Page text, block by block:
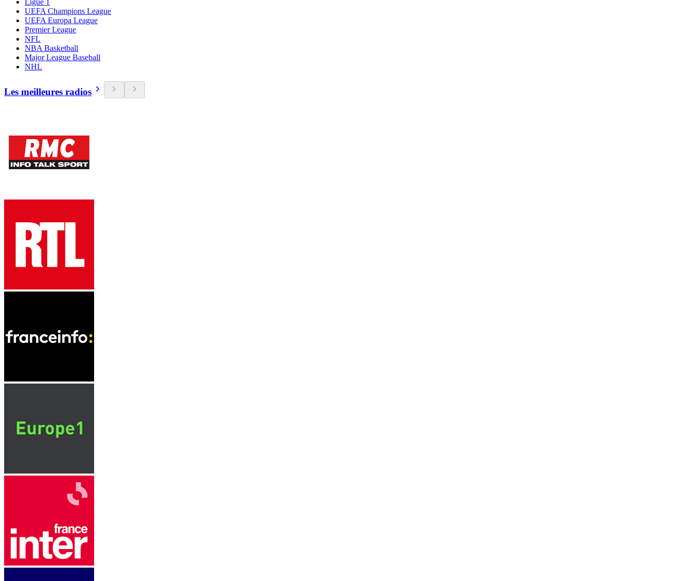
Ligue 1
UEFA Champions League
UEFA Europa League
Premier League
NFL
NBA Basketball
Major League Baseball
NHL
Les meilleures radios